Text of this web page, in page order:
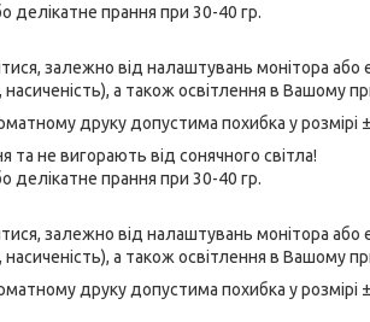
делікатне прання при 30-40 гр.
залежно від налаштувань монітора
насиченість), а також освітлення в Вашому
друку допустима похибка у розмірі
не вигорають від сонячного світла!
делікатне прання при 30-40 гр.
залежно від налаштувань монітора
насиченість), а також освітлення в Вашому
друку допустима похибка у розмірі